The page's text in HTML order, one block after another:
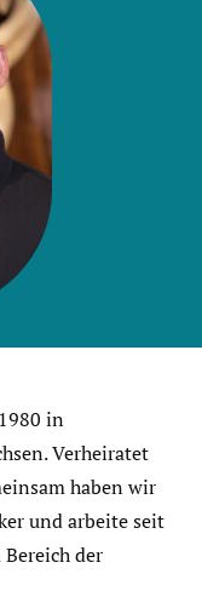
in
Verheiratet
haben wir
und arbeite seit
der